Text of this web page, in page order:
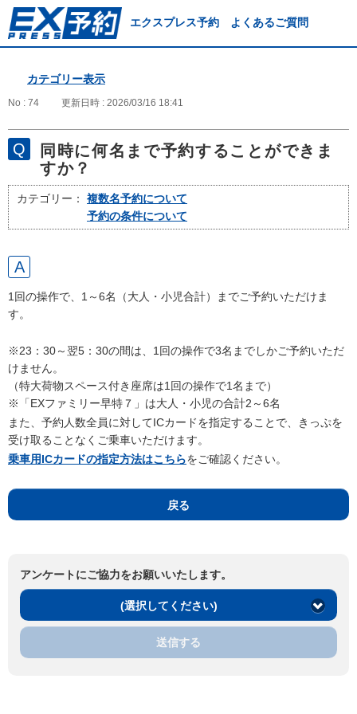
エクスプレス予約 よくあるご質問
カテゴリー表示
No : 74 更新日時 : 2026/03/16 18:41
同時に何名まで予約することができま
すか？
カテゴリー：
複数名予約について
予約の条件について
1回の操作で、1～6名（大人・小児合計）までご予約いただけま
す。
※23：30～翌5：30の間は、1回の操作で3名までしかご予約いただ
けません。
（特大荷物スペース付き座席は1回の操作で1名まで）
※「EXファミリー早特７」は大人・小児の合計2～6名
また、予約人数全員に対してICカードを指定することで、きっぷを
受け取ることなくご乗車いただけます。
乗車用ICカードの指定方法はこちらをご確認ください。
戻る
アンケートにご協力をお願いいたします。
(選択してください)
送信する